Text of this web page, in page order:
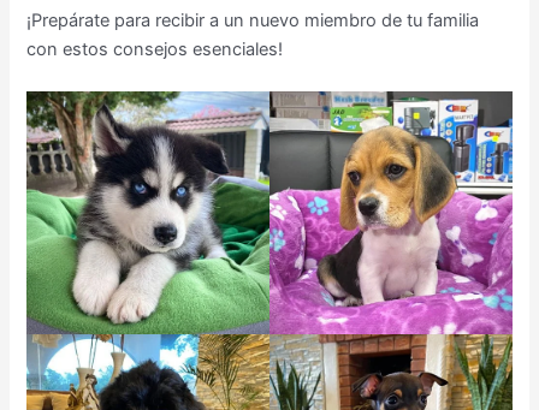
¡Prepárate para recibir a un nuevo miembro de tu familia
con estos consejos esenciales!